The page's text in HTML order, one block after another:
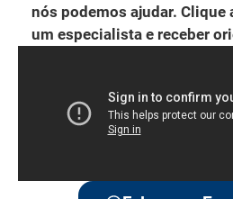
nós podemos ajudar. Clique
um especialista e receber